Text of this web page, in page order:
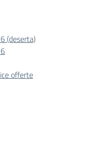
(deserta)
offerte